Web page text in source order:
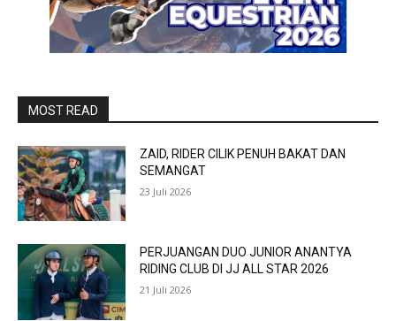
MOST READ
ZAID, RIDER CILIK PENUH BAKAT DAN
SEMANGAT
23 Juli 2026
PERJUANGAN DUO JUNIOR ANANTYA
RIDING CLUB DI JJ ALL STAR 2026
21 Juli 2026